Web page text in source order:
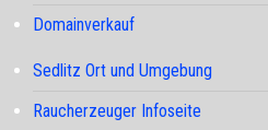
Domainverkauf
Sedlitz Ort und Umgebung
Raucherzeuger Infoseite